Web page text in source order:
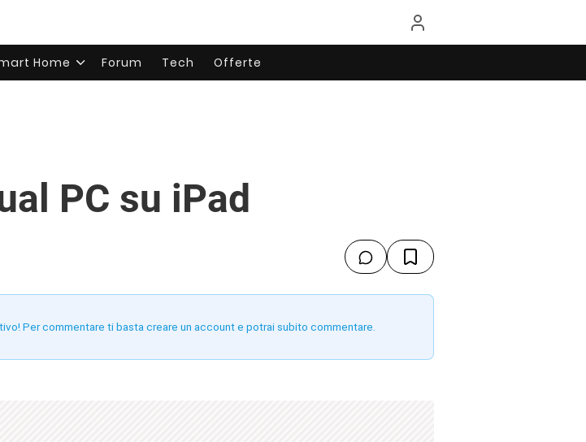
Home Forum Tech Offerte
PC su iPad
Per commentare ti basta creare un account e potrai subito commentare.